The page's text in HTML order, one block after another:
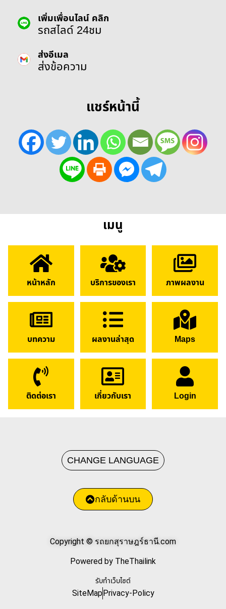
เพิ่มเพื่อนไลน์ คลิก
รถสไลด์ 24ชม
ส่งอีเมล
ส่งข้อความ
แชร์หน้านี้
เมนู
หน้าหลัก บริการของเรา ภาพผลงาน
บทความ ผลงานล่าสุด Maps
ติดต่อเรา เกี่ยวกับเรา Login
Copyright © รถยกสุราษฎร์ธานี.com
Powered by TheThailink
รับทำเว็บไซต์
SiteMap Privacy-Policy
CHANGE LANGUAGE
กลับด้านบน